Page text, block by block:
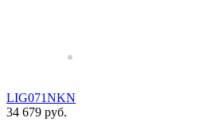
LIG071NKN
34 679 руб.